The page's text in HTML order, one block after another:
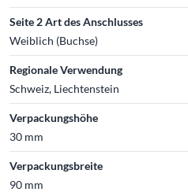
Seite 2 Art des Anschlusses
Weiblich (Buchse)
Regionale Verwendung
Schweiz, Liechtenstein
Verpackungshöhe
30 mm
Verpackungsbreite
90 mm